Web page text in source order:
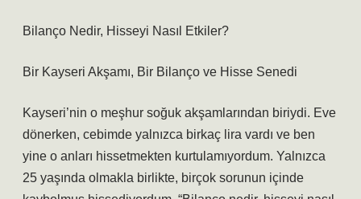
Bilanço Nedir, Hisseyi Nasıl Etkiler?
Bir Kayseri Akşamı, Bir Bilanço ve Hisse Senedi
Kayseri’nin o meşhur soğuk akşamlarından biriydi. Eve
dönerken, cebimde yalnızca birkaç lira vardı ve ben
yine o anları hissetmekten kurtulamıyordum. Yalnızca
25 yaşında olmakla birlikte, birçok sorunun içinde